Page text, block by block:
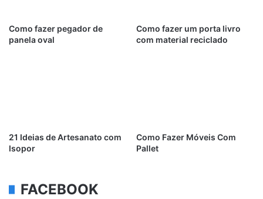
Como fazer pegador de
panela oval
Como fazer um porta livro
com material reciclado
21 Ideias de Artesanato com
Isopor
Como Fazer Móveis Com
Pallet
FACEBOOK